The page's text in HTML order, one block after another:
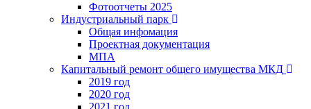
Фотоотчеты 2025
Индустриальный парк
Общая инфомация
Проектная документация
МПА
Капитальный ремонт общего имущества МКД
2019 год
2020 год
2021 год